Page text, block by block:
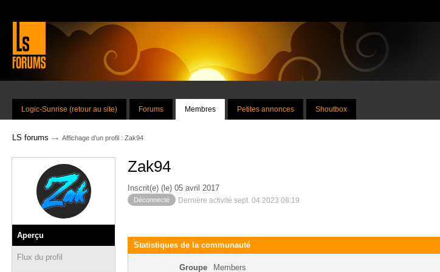
Logic-Sunrise (retour au site) Forums Membres Petites annonces Shoutbox
LS forums → Affichage d'un profil : Zak94
Aperçu
Flux du profil
Zak94
Inscrit(e) (le) 05 avril 2017
Déconnecté Dernière activité sept. 04 2023 08:19
Statistiques de la communauté
Groupe Members